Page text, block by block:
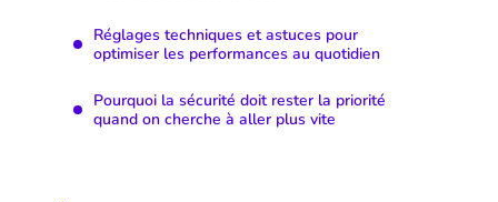
Réglages techniques et astuces pour
optimiser les performances au quotidien
Pourquoi la sécurité doit rester la priorité
quand on cherche à aller plus vite